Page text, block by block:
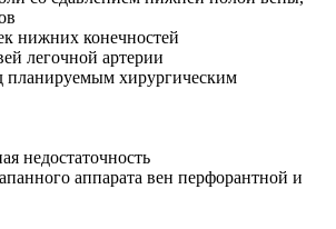
нижних конечностей
легочной артерии
планируемым хирургическим
недостаточность
аппарата вен перфорантной и